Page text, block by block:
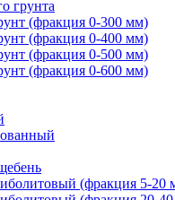
грунта
(фракция 0-300 мм)
(фракция 0-400 мм)
(фракция 0-500 мм)
(фракция 0-600 мм)
(фракция 5-20